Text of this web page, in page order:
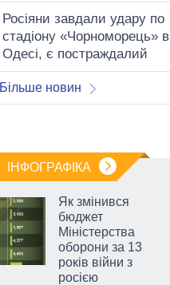
Росіяни завдали удару по
стадіону «Чорноморець» в
Одесі, є постраждалий
Більше новин
ІНФОГРАФІКА
Як змінився
бюджет
Міністерства
оборони за 13
років війни з
росією